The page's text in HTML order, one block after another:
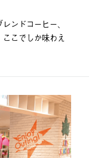
ンドコーヒー、
こでしか味わえ